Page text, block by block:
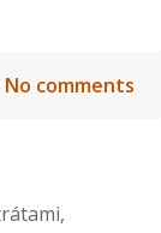
No comments